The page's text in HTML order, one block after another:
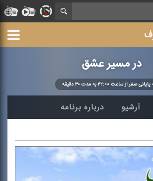
در مسیر عشق
صفر از ساعت ۲۲:۰۰ به مدت ۳۰ دقیقه
آرشیو درباره برنامه